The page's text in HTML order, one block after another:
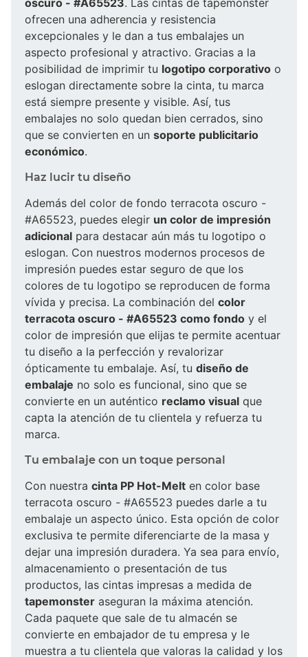
ofrecen una adherencia y resistencia
excepcionales y le dan a tus embalajes un
aspecto profesional y atractivo. Gracias a la
posibilidad de imprimir tu logotipo corporativo o
eslogan directamente sobre la cinta, tu marca
está siempre presente y visible. Así, tus
embalajes no solo quedan bien cerrados, sino
que se convierten en un soporte publicitario
económico.
Haz lucir tu diseño
Además del color de fondo terracota oscuro -
#A65523, puedes elegir un color de impresión
adicional para destacar aún más tu logotipo o
eslogan. Con nuestros modernos procesos de
impresión puedes estar seguro de que los
colores de tu logotipo se reproducen de forma
vívida y precisa. La combinación del color
terracota oscuro - #A65523 como fondo y el
color de impresión que elijas te permite acentuar
tu diseño a la perfección y revalorizar
ópticamente tu embalaje. Así, tu diseño de
embalaje no solo es funcional, sino que se
convierte en un auténtico reclamo visual que
capta la atención de tu clientela y refuerza tu
marca.
Tu embalaje con un toque personal
Con nuestra cinta PP Hot-Melt en color base
terracota oscuro - #A65523 puedes darle a tu
embalaje un aspecto único. Esta opción de color
exclusiva te permite diferenciarte de la masa y
dejar una impresión duradera. Ya sea para envío,
almacenamiento o presentación de tus
productos, las cintas impresas a medida de
tapemonster aseguran la máxima atención.
Cada paquete que sale de tu almacén se
convierte en embajador de tu empresa y le
muestra a tu clientela que valoras la calidad y los